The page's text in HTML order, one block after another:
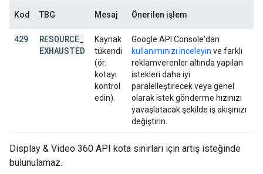
Kod TBG Mesaj Önerilen işlem
429 RESOURCE
EXHAUSTED
Kaynak
tükendi
(ör.
kotayı
kontrol
edin).
Google API Console'dan
kullanımınızı inceleyin ve farklı
reklamverenler altında yapılan
istekleri daha iyi
paralelleştirecek veya genel
olarak istek gönderme hızınızı
yavaşlatacak şekilde iş akışınızı
değiştirin.
Display & Video 360 API kota sınırları için artış isteğinde
bulunulamaz.